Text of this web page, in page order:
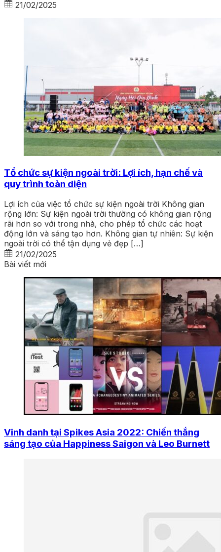
21/02/2025
Tổ chức sự kiện ngoài trời: Lợi ích, hạn chế và
quy trình toàn diện
Lợi ích của việc tổ chức sự kiện ngoài trời Không gian
rộng lớn: Sự kiện ngoài trời thường có không gian rộng
rãi hơn so với trong nhà, cho phép tổ chức các hoạt
động lớn và sáng tạo hơn. Không gian tự nhiên: Sự kiện
ngoài trời có thể tận dụng vẻ đẹp […]
21/02/2025
Bài viết mới
Vinh danh tại Spikes Asia 2022: Chiến thắng
sáng tạo của Happiness Saigon và Leo Burnett